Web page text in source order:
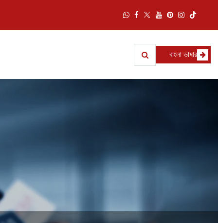
বাংলা ভাষার